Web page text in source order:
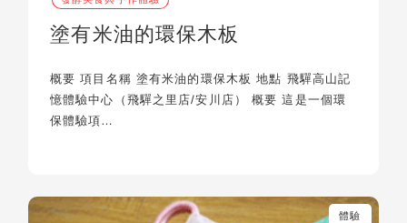
塗有米油的環保木板
概要 項目名稱 塗有米油的環保木板 地點 飛驒高山記
憶體驗中心（飛驒之里店/安川店） 概要 這是一個環
保體驗項…
體驗